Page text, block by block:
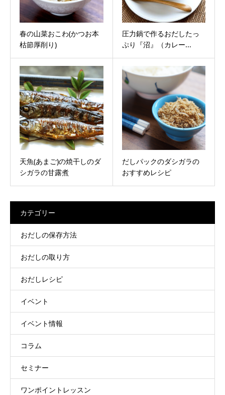
春の山菜おこわ(かつお本
枯節厚削り)
圧力鍋で作るおだしたっ
ぷり『沼』（カレー...
天魚(あまご)の焼干しのダ
シガラの甘露煮
だしパックのダシガラの
おすすめレシピ
カテゴリー
おだしの保存方法
おだしの取り方
おだしレシピ
イベント
イベント情報
コラム
セミナー
ワンポイントレッスン